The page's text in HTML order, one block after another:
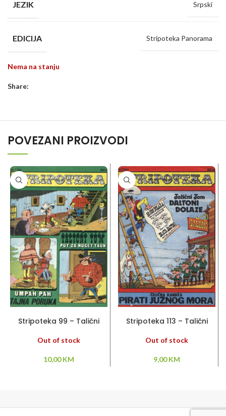
JEZIK Srpski
EDICIJA Stripoteka Panorama
Nema na stanju
Share:
POVEZANI PROIZVODI
Stripoteka 99 – Talični
Out of stock
10,00KM
Stripoteka 113 – Talični
Out of stock
9,00KM